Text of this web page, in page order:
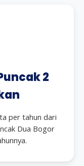
2
per tahun dari
Dua Bogor